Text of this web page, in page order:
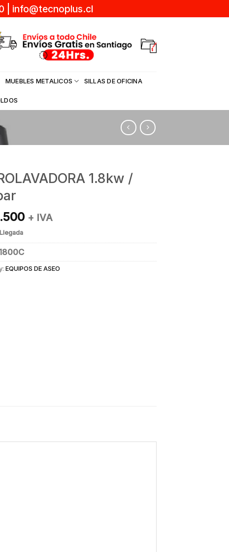
info@tecnoplus.cl
MUEBLES METALICOS SILLAS DE OFICINA
1.8kw /
+ IVA
EQUIPOS DE ASEO